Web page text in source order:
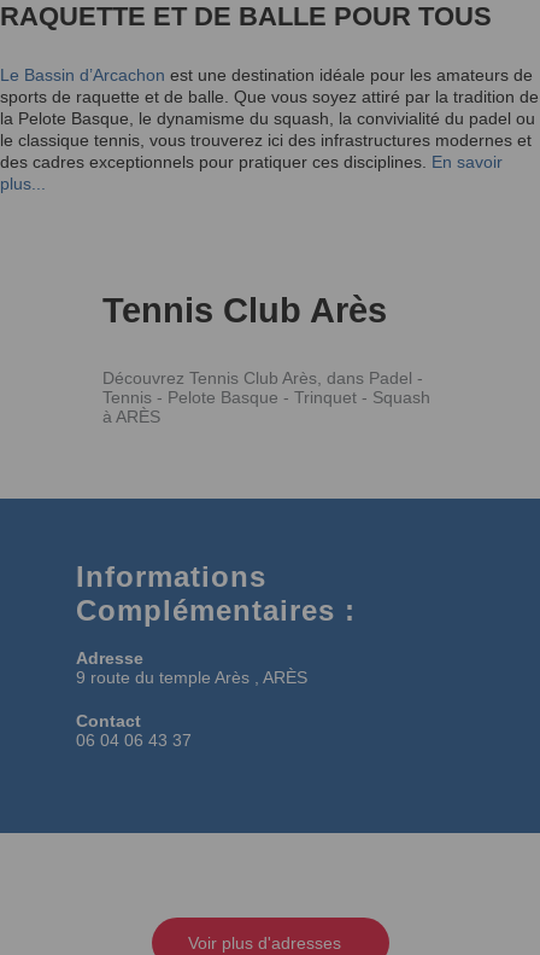
RAQUETTE ET DE BALLE POUR TOUS
Le Bassin d’Arcachon est une destination idéale pour les amateurs de
sports de raquette et de balle. Que vous soyez attiré par la tradition de
la Pelote Basque, le dynamisme du squash, la convivialité du padel ou
le classique tennis, vous trouverez ici des infrastructures modernes et
des cadres exceptionnels pour pratiquer ces disciplines. En savoir
plus...
Tennis Club Arès
Découvrez Tennis Club Arès, dans Padel -
Tennis - Pelote Basque - Trinquet - Squash
à ARÈS
Informations
Complémentaires :
Adresse
9 route du temple Arès , ARÈS
Contact
06 04 06 43 37
Voir plus d'adresses